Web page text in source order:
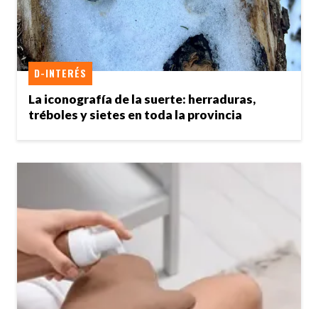
La iconografía de la suerte: herraduras,
tréboles y sietes en toda la provincia
D-INTERÉS